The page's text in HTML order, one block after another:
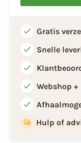
Gratis
Snelle
Webshop
Hulp of